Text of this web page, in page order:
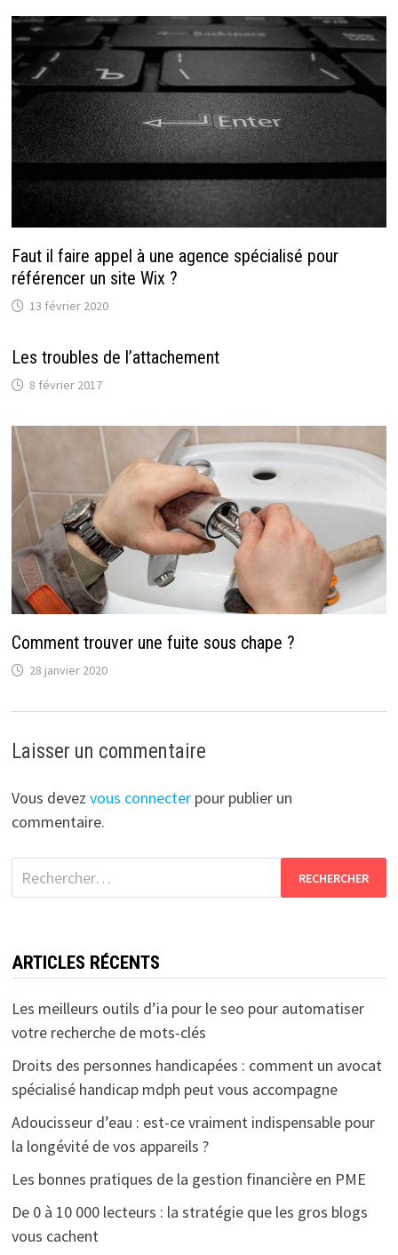
Faut il faire appel à une agence spécialisé pour
référencer un site Wix ?
13 février 2020
Les troubles de l’attachement
8 février 2017
Comment trouver une fuite sous chape ?
28 janvier 2020
Laisser un commentaire
Vous devez vous connecterpour publier un
commentaire.
Rechercher :
ARTICLES RÉCENTS
Les meilleurs outils d’ia pour le seo pour automatiser
votre recherche de mots-clés
Droits des personnes handicapées : comment un avocat
spécialisé handicap mdph peut vous accompagne
Adoucisseur d’eau : est-ce vraiment indispensable pour
la longévité de vos appareils ?
Les bonnes pratiques de la gestion financière en PME
De 0 à 10 000 lecteurs : la stratégie que les gros blogs
vous cachent